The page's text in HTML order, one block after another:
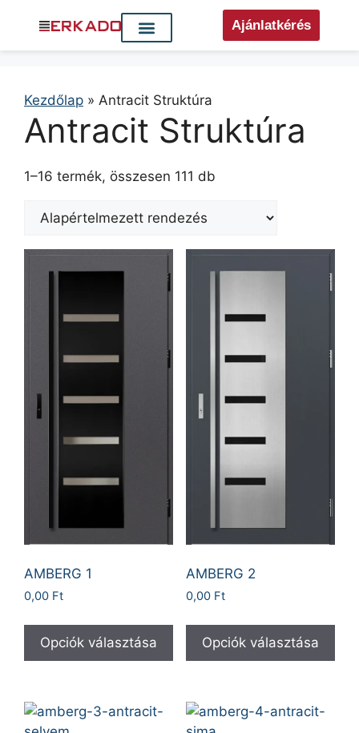
Ajánlatkérés
Kezdőlap » Antracit Struktúra
Antracit Struktúra
1–16 termék, összesen 111 db
AMBERG 1
0,00 Ft
Opciók választása
AMBERG 2
0,00 Ft
Opciók választása